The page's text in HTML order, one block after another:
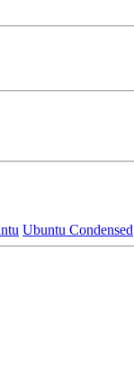
Ubuntu Condensed